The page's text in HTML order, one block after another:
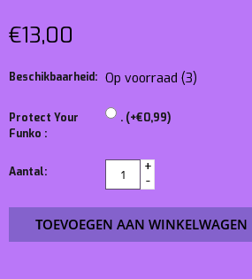
€13,00
Beschikbaarheid: Op voorraad (3)
Protect Your
Funko :
. (+€0,99)
Aantal:
+
-
TOEVOEGEN AAN WINKELWAGEN